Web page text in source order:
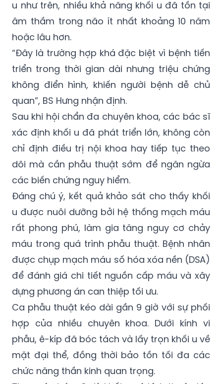
u như trên, nhiều khả năng khối u đã tồn tại
âm thầm trong não ít nhất khoảng 10 năm
hoặc lâu hơn.
“Đây là trường hợp khá đặc biệt vì bệnh tiến
triển trong thời gian dài nhưng triệu chứng
không điển hình, khiến người bệnh dễ chủ
quan”, BS Hưng nhận định.
Sau khi hội chẩn đa chuyên khoa, các bác sĩ
xác định khối u đã phát triển lớn, không còn
chỉ định điều trị nội khoa hay tiếp tục theo
dõi mà cần phẫu thuật sớm để ngăn ngừa
các biến chứng nguy hiểm.
Đáng chú ý, kết quả khảo sát cho thấy khối
u được nuôi dưỡng bởi hệ thống mạch máu
rất phong phú, làm gia tăng nguy cơ chảy
máu trong quá trình phẫu thuật. Bệnh nhân
được chụp mạch máu số hóa xóa nền (DSA)
để đánh giá chi tiết nguồn cấp máu và xây
dựng phương án can thiệp tối ưu.
Ca phẫu thuật kéo dài gần 9 giờ với sự phối
hợp của nhiều chuyên khoa. Dưới kính vi
phẫu, ê-kíp đã bóc tách và lấy trọn khối u về
mặt đại thể, đồng thời bảo tồn tối đa các
chức năng thần kinh quan trọng.